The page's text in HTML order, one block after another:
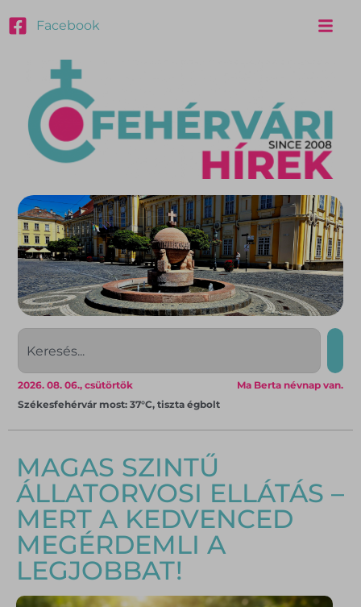
Facebook
Ma Berta névnap van.
2026. 08. 06., csütörtök
Székesfehérvár most: 37°C, tiszta égbolt
MAGAS SZINTŰ
ÁLLATORVOSI ELLÁTÁS –
MERT A KEDVENCED
MEGÉRDEMLI A
LEGJOBBAT!